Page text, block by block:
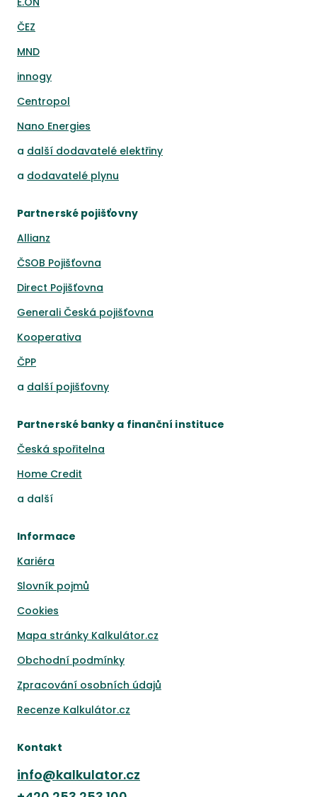
ČEZ
MND
innogy
Centropol
Nano Energies
a další dodavatelé elektřiny
a dodavatelé plynu
Partnerské pojišťovny
Allianz
ČSOB Pojišťovna
Direct Pojišťovna
Generali Česká pojišťovna
Kooperativa
ČPP
a další pojišťovny
Partnerské banky a finanční instituce
Česká spořitelna
Home Credit
a další
Informace
Kariéra
Slovník pojmů
Cookies
Mapa stránky Kalkulátor.cz
Obchodní podmínky
Zpracování osobních údajů
Recenze Kalkulátor.cz
Kontakt
info@kalkulator.cz